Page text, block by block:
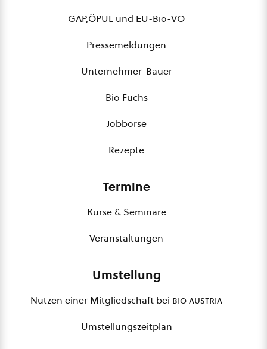
GAP,ÖPUL und EU-Bio-VO
Pressemeldungen
Unternehmer-Bauer
Bio Fuchs
Jobbörse
Rezepte
Termine
Kurse & Seminare
Veranstaltungen
Umstellung
Nutzen einer Mitgliedschaft bei bio austria
Umstellungszeitplan